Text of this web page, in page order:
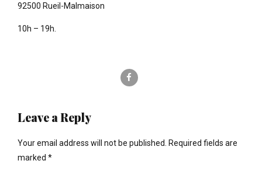
92500 Rueil-Malmaison
10h – 19h.
Leave a Reply
Your email address will not be published. Required fields are
marked *